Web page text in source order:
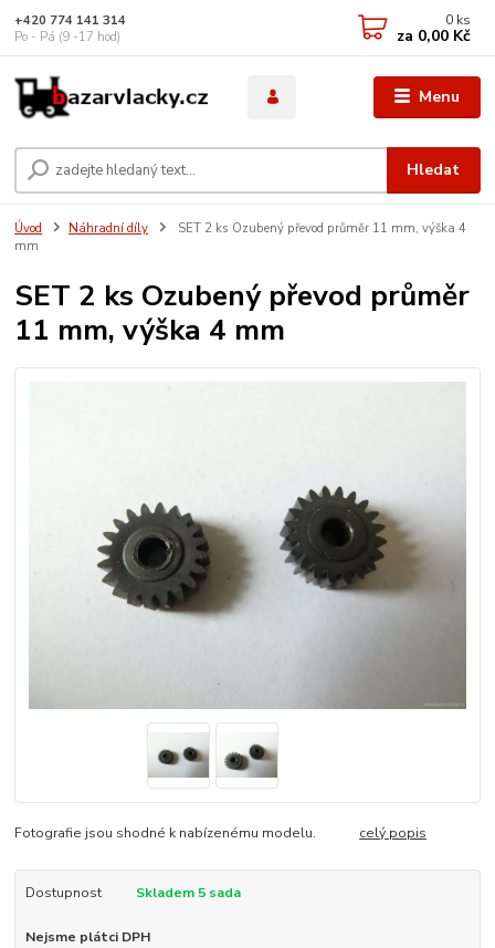
Menu
Hledat
+420 774 141 314
Po - Pá (9 -17 hod)
0 ks
za 0,00 Kč
Úvod Náhradní díly
SET 2 ks Ozubený převod průměr 11 mm, výška 4
mm
SET 2 ks Ozubený převod průměr
11 mm, výška 4 mm
Fotografie jsou shodné k nabízenému modelu. celý popis
Dostupnost Skladem 5 sada
Nejsme plátci DPH